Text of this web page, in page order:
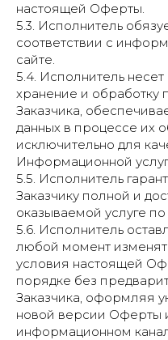
настоящей Оферты.
5.3. Исполнитель
соответствии с
сайте.
5.4. Исполнитель несет
хранение и обработку
Заказчика,
данных в процессе их
исключительно для
Информационной
5.5. Исполнитель
Заказчику полной и
оказываемой услуге
5.6. Исполнитель
любой момент
условия настоящей
порядке без
Заказчика, оформляя
новой версии Оферты
информационном